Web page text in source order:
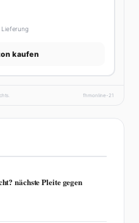
Lieferung
kaufen
fhmonline-21
nächste Pleite gegen